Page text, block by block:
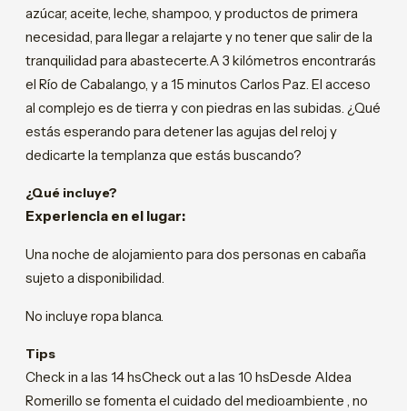
azúcar, aceite, leche, shampoo, y productos de primera
necesidad, para llegar a relajarte y no tener que salir de la
tranquilidad para abastecerte.A 3 kilómetros encontrarás
el Río de Cabalango, y a 15 minutos Carlos Paz. El acceso
al complejo es de tierra y con piedras en las subidas. ¿Qué
estás esperando para detener las agujas del reloj y
dedicarte la templanza que estás buscando?
¿Qué incluye?
Experiencia en el lugar:
Una noche de alojamiento para dos personas en cabaña
sujeto a disponibilidad.
No incluye ropa blanca.
Tips
Check in a las 14 hsCheck out a las 10 hsDesde Aldea
Romerillo se fomenta el cuidado del medioambiente , no